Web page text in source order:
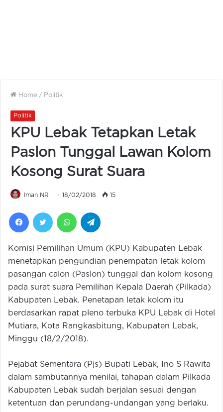
Home / Politik
Politik
KPU Lebak Tetapkan Letak
Paslon Tunggal Lawan Kolom
Kosong Surat Suara
Iman NR 18/02/2018 15
FacebookTwitter WhatsApp
Komisi Pemilihan Umum (KPU) Kabupaten Lebak
menetapkan pengundian penempatan letak kolom
pasangan calon (Paslon) tunggal dan kolom kosong
pada surat suara Pemilihan Kepala Daerah (Pilkada)
Kabupaten Lebak. Penetapan letak kolom itu
berdasarkan rapat pleno terbuka KPU Lebak di Hotel
Mutiara, Kota Rangkasbitung, Kabupaten Lebak,
Minggu (18/2/2018).
Pejabat Sementara (Pjs) Bupati Lebak, Ino S Rawita
dalam sambutannya menilai, tahapan dalam Pilkada
Kabupaten Lebak sudah berjalan sesuai dengan
ketentuan dan perundang-undangan yang berlaku.